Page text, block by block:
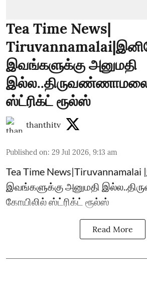
Tea Time News|
இவங்களுக்கு அனுமதி
ஸ்ட்ரிக்ட் ரூல்ஸ்
thanthitv
Published on: 29 Jul 2026, 9:13 am
Tea Time
இவங்களுக்கு அனுமதி
கோயிலில் ஸ்ட்ரிக்ட் ரூல்ஸ்
Read More